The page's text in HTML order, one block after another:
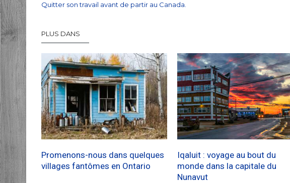
Quitter son travail avant de partir au Canada.
PLUS DANS
Promenons-nous dans quelques
villages fantômes en Ontario
Iqaluit : voyage au bout du
monde dans la capitale du
Nunavut